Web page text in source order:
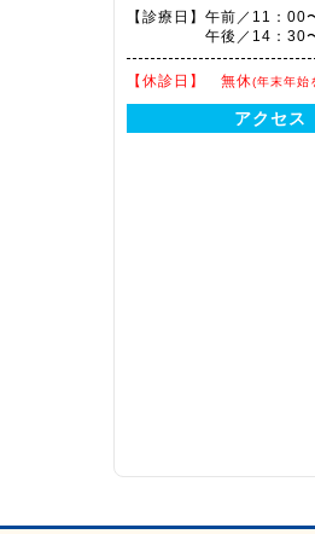
【診療日】 午前／11：00
午後／14：30
【休診日】 無休(年末年始
アクセス